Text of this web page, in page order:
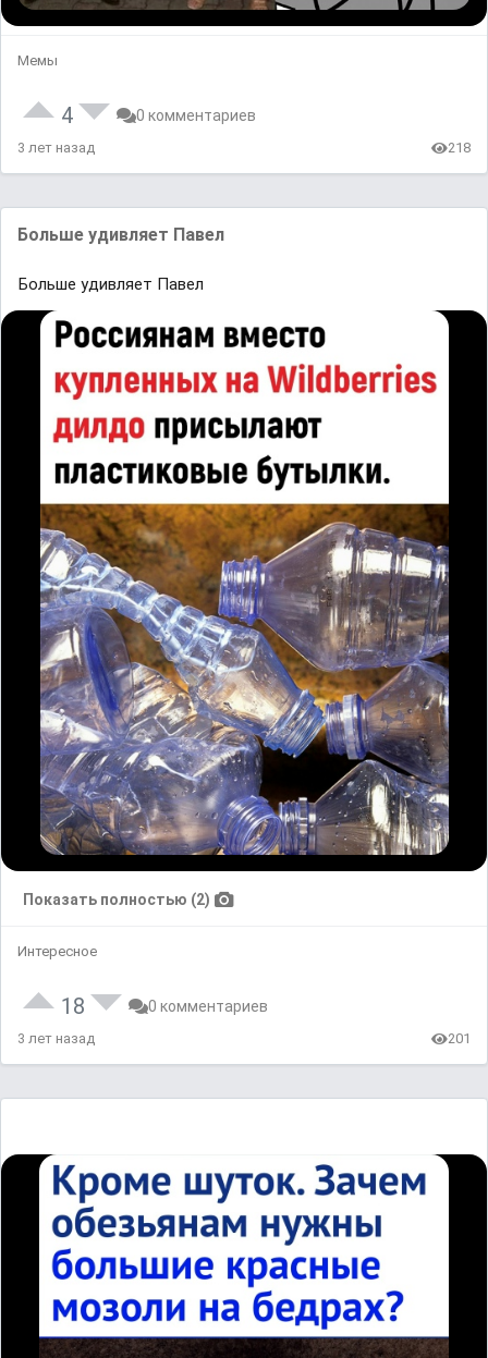
Мемы
4 0 комментариев
3 лет назад 218
Больше удивляет Павел
Больше удивляет Павел
Показать полностью (2)
Интересное
18 0 комментариев
3 лет назад 201